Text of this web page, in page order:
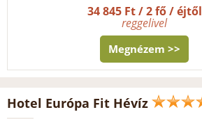
34 845 Ft / 2 fő / éjtől
reggelivel
Megnézem >>
Hotel Európa Fit Hévíz